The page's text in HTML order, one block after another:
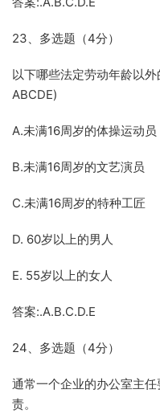
23、多选题（4分）
以下哪些法定劳动年龄以
ABCDE)
A.未满16周岁的体操运动员
B.未满16周岁的文艺演员
C.未满16周岁的特种工匠
D. 60岁以上的男人
E. 55岁以上的女人
答案:.A.B.C.D.E
24、多选题（4分）
通常一个企业的办公室主
责。